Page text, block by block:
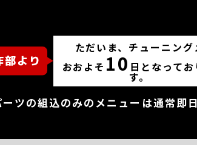
ただいま、チューニン
おおよそ 10 日となってお
す。
ツの組込のみのメニューは通常即